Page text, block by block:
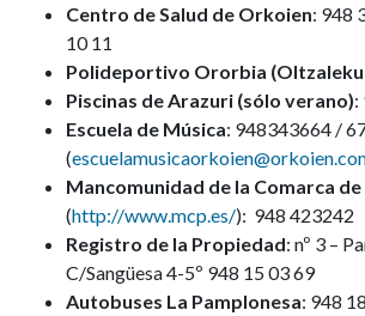
Centro de Salud de Orkoien: 948
10 11
Polideportivo Ororbia (Oltzaleku
Piscinas de Arazuri (sólo verano):
Escuela de Música: 948343664 /
(
Mancomunidad de la Comarca
(http://www.mcp.es/): 948 423242
Registro de la Propiedad: nº 3 –
C/Sangüesa 4-5º 948 15 03 69
Autobuses La Pamplonesa: 948